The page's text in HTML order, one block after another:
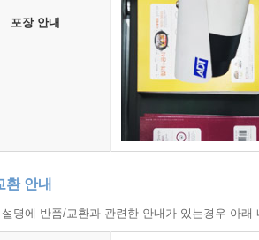
포장 안내
환 안내
명에 반품/교환과 관련한 안내가 있는경우 아